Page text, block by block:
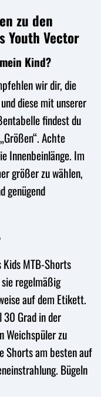
zu den
Youth Vector
Kind?
wir dir, die
diese mit unserer
findest du
Achte
Innenbeinlänge. Im
größer zu wählen,
genügend
Kids MTB-Shorts
regelmäßig
auf dem Etikett.
Grad in der
Weichspüler zu
Shorts am besten auf
Bügeln